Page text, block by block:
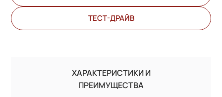
ТЕСТ-ДРАЙВ
ХАРАКТЕРИСТИКИ И
ПРЕИМУЩЕСТВА